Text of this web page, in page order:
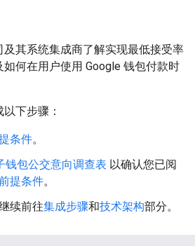
其系统集成商了解实现最低接受率
何在用户使用 Google 钱包付款时
下步骤：
条件。
钱包公交意向调查表 以确认您已阅
提条件。
续前往集成步骤和技术架构部分。